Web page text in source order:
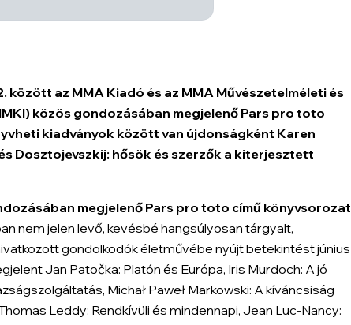
között az MMA Kiadó és az MMA Művészetelméleti és
közös gondozásában megjelenő Pars pro toto
kiadványok között van újdonságként Karen
Dosztojevszkij: hősök és szerzők a kiterjesztett
megjelenő Pars pro toto című könyvsorozat
nem jelen levő, kevésbé hangsúlyosan tárgyalt,
gondolkodók életművébe nyújt betekintést június
Jan Patočka: Platón és Európa, Iris Murdoch: A jó
, Michał Paweł Markowski: A kíváncsiság
Leddy: Rendkívüli és mindennapi, Jean Luc-Nancy: